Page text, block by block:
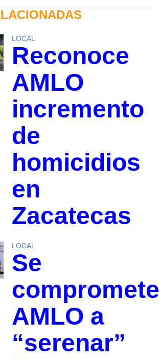
LOCAL
Reconoce
AMLO
incremento
de
homicidios
en
Zacatecas
LOCAL
Se
compromete
AMLO a
“serenar”